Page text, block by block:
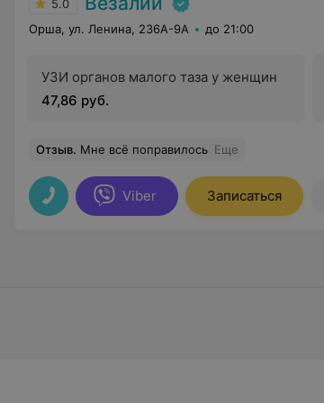
5.0
Орша, ул. Ленина, 236А-9А до 21:00
УЗИ органов малого таза у женщин
47,86 руб.
Отзыв. Мне всё поправилось Еще
Viber Записаться